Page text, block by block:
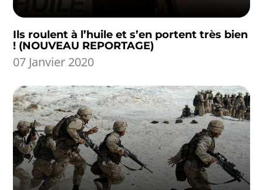
Ils roulent à l’huile et s’en portent très bien
! (NOUVEAU REPORTAGE)
07 Janvier 2020